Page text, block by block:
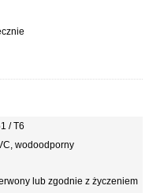
/ T6
wodoodporny
lub zgodnie z życzeniem